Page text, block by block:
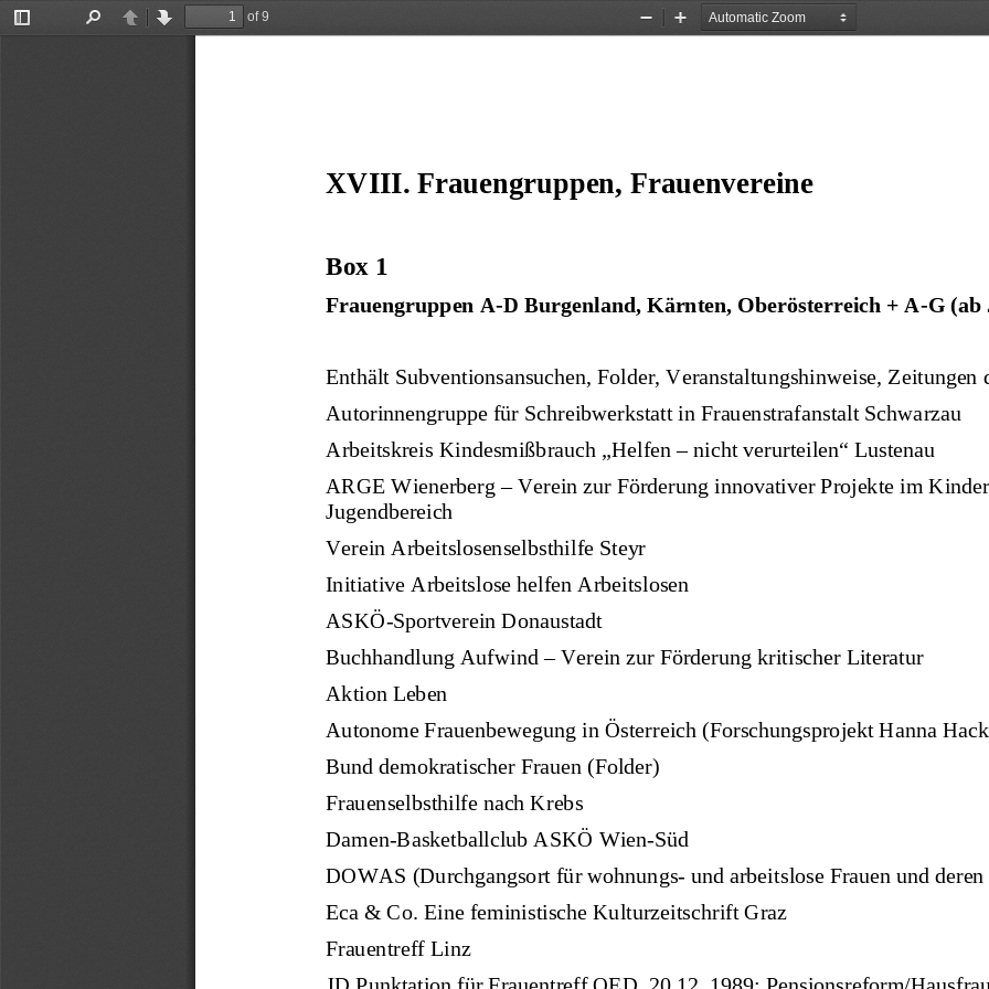
Toggle
PreviousNext
of 9
Zoom
Zoom
XVIII. Frauengruppen, Frauenvereine
Box 1
Frauengruppen A-D Burgenland, Kärnten, Oberösterreich + A-G (ab
Enthält Subventionsansuchen, Folder, Veranstaltungshinweise, Zeitungen
Autorinnengruppe für Schreibwerkstatt in Frauenstrafanstalt Schwarzau
Arbeitskreis Kindesmißbrauch „Helfen – nicht verurteilen“ Lustenau
ARGE Wienerberg – Verein zur Förderung innovativer Projekte im
Jugendbereich
Verein Arbeitslosenselbsthilfe Steyr
Initiative Arbeitslose helfen Arbeitslosen
ASKÖ-Sportverein Donaustadt
Buchhandlung Aufwind – Verein zur Förderung kritischer Literatur
Aktion Leben
Autonome Frauenbewegung in Österreich (Forschungsprojekt Hanna
Bund demokratischer Frauen (Folder)
Frauenselbsthilfe nach Krebs
Damen-Basketballclub ASKÖ Wien-Süd
DOWAS (Durchgangsort für wohnungs- und arbeitslose Frauen und
Eca & Co. Eine feministische Kulturzeitschrift Graz
Frauentreff Linz
JD Punktation für Frauentreff OED, 20.12. 1989: Pensionsreform/